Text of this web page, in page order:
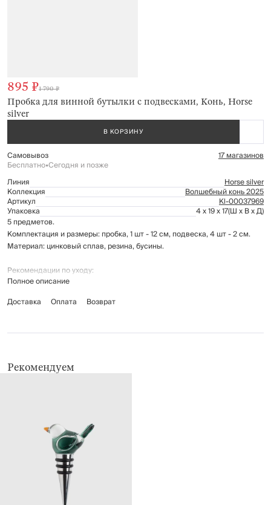
Пробка для винной бутылки с подвесками, Конь, Horse
silver
895 ₽1 790 ₽
В КОРЗИНУ
Самовывоз 17 магазинов
Бесплатно•Сегодня и позже
Линия
Horse silver
Коллекция Волшебный конь 2025
Артикул Kl-00037969
Упаковка 4 x 19 x 17(Ш x В x Д)
5 предметов.
Комплектация и размеры: пробка, 1 шт - 12 см, подвеска, 4 шт - 2 см.
Материал: цинковый сплав, резина, бусины.
Рекомендации по уходу:
мыть вручную с применением мягких моющих средств
не использовать для ухода абразивные чистящие средства и
жесткие губки
Полное описание
Доставка
Оплата Возврат
Рекомендуем